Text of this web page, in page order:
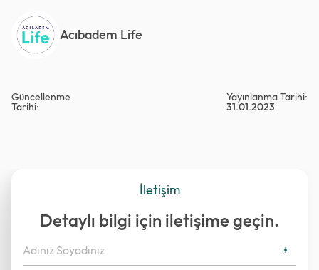
Acıbadem Life
Güncellenme
Tarihi:
Yayınlanma Tarihi:
31.01.2023
İletişim
Detaylı bilgi için iletişime geçin.